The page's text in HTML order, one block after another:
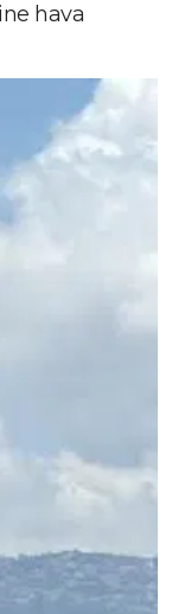
hava